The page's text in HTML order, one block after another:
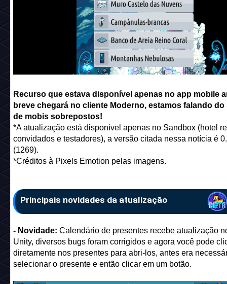
Recurso que estava disponível apenas no app mobile
breve chegará no cliente Moderno, estamos falando do
de mobis sobrepostos!
*A atualização está disponível apenas no Sandbox (hotel
convidados e testadores), a versão citada nessa notícia é
(1269).
*Créditos à Pixels Emotion pelas imagens.
Principais novidades da atualização
- Novidade: Calendário de presentes recebe atualização
Unity, diversos bugs foram corrigidos e agora você pode
diretamente nos presentes para abri-los, antes era
selecionar o presente e então clicar em um botão.